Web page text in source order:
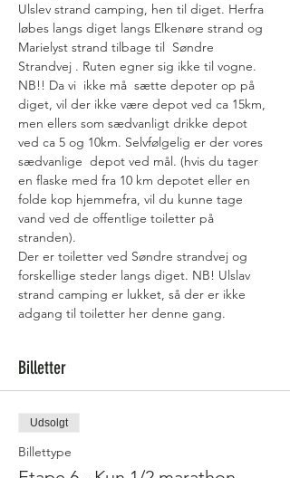
Ulslev strand camping, hen til diget. Herfra
løbes langs diget langs Elkenøre strand og
Marielyst strand tilbage til  Søndre
Strandvej . Ruten egner sig ikke til vogne.
NB!! Da vi  ikke må  sætte depoter op på
diget, vil der ikke være depot ved ca 15km,
men ellers som sædvanligt drikke depot
ved ca 5 og 10km. Selvfølgelig er der vores
sædvanlige  depot ved mål. (hvis du tager
en flaske med fra 10 km depotet eller en
folde kop hjemmefra, vil du kunne tage
vand ved de offentlige toiletter på
stranden).
Der er toiletter ved Søndre strandvej og
forskellige steder langs diget. NB! Ulslav
strand camping er lukket, så der er ikke
adgang til toiletter her denne gang.
Billetter
Udsolgt
Billettype